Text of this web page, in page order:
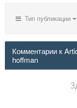
Тип публикации
Комментарии к
hoffman